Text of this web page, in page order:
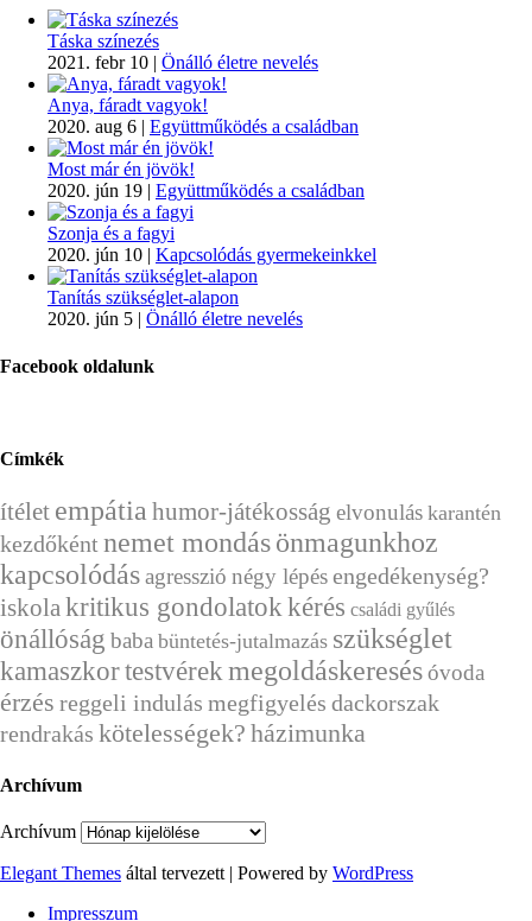
Táska színezés
2021. febr 10 | Önálló életre nevelés
Anya, fáradt vagyok!
2020. aug 6 | Együttműködés a családban
Most már én jövök!
2020. jún 19 | Együttműködés a családban
Szonja és a fagyi
2020. jún 10 | Kapcsolódás gyermekeinkkel
Tanítás szükséglet-alapon
2020. jún 5 | Önálló életre nevelés
Facebook oldalunk
Címkék
ítélet empátia humor-játékosság elvonulás karantén
kezdőkéntnemet mondásönmagunkhoz
kapcsolódásagresszió négy lépésengedékenység?
iskolakritikus gondolatokkérés családi gyűlés
önállóság baba büntetés-jutalmazás szükséglet
kamaszkortestvérekmegoldáskeresésóvoda
érzés reggeli indulás megfigyelés dackorszak
rendrakás kötelességek? házimunka
Archívum
Archívum
Elegant Themes által tervezett | Powered by WordPress
Impresszum